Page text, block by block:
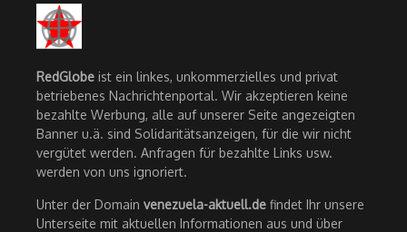
RedGlobe ist ein linkes, unkommerzielles und privat
betriebenes Nachrichtenportal. Wir akzeptieren keine
bezahlte Werbung, alle auf unserer Seite angezeigten
Banner u.ä. sind Solidaritätsanzeigen, für die wir nicht
vergütet werden. Anfragen für bezahlte Links usw.
werden von uns ignoriert.
Unter der Domain venezuela-aktuell.de findet Ihr unsere
Unterseite mit aktuellen Informationen aus und über